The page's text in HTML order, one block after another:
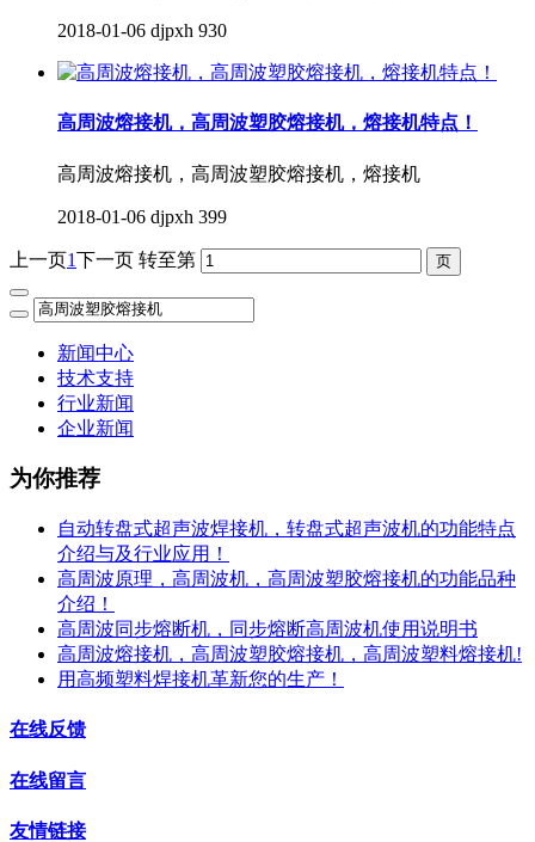
2018-01-06 djpxh 930
高周波熔接机，高周波塑胶熔接机，熔接机特点！
高周波熔接机，高周波塑胶熔接机，熔接机
2018-01-06 djpxh 399
上一页1下一页 转至第
新闻中心
技术支持
行业新闻
企业新闻
为你推荐
自动转盘式超声波焊接机，转盘式超声波机的功能特点
介绍与及行业应用！
高周波原理，高周波机，高周波塑胶熔接机的功能品种
介绍！
高周波同步熔断机，同步熔断高周波机使用说明书
高周波熔接机，高周波塑胶熔接机，高周波塑料熔接机!
用高频塑料焊接机革新您的生产！
在线反馈
在线留言
友情链接